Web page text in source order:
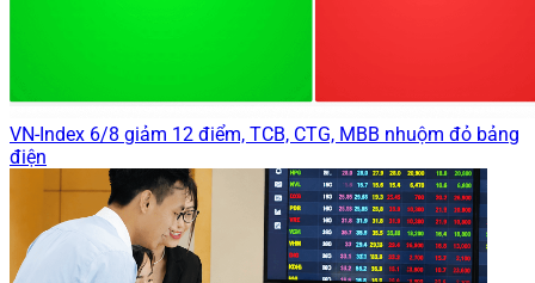
VN-Index 6/8 giảm 12 điểm, TCB, CTG, MBB nhuộm đỏ bảng
điện